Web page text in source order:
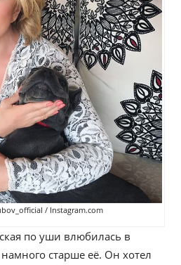
/ Instagram.com
по уши влюбилась в
старше её. Он хотел